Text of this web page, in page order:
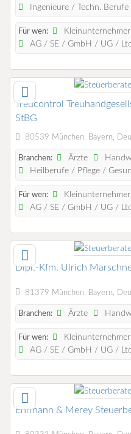
Ingenieure / Techn. Berufe
Für wen:
AG / SE / GmbH / UG /
Treucontrol
StBG
80539 München, Bayern,
Branchen: Ärzte
Heilberufe / Pflege /
Für wen:
AG / SE / GmbH / UG /
Dipl.-Kfm. Ulrich
81379 München, Bayern,
Branchen: Ärzte
Für wen:
AG / SE / GmbH / UG /
Ehrmann & Merey